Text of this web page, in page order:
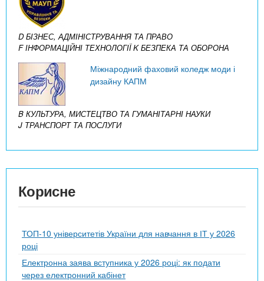
D БІЗНЕС, АДМІНІСТРУВАННЯ ТА ПРАВО
F ІНФОРМАЦІЙНІ ТЕХНОЛОГІЇK БЕЗПЕКА ТА ОБОРОНА
Міжнародний фаховий коледж моди і
дизайну КАПМ
B КУЛЬТУРА, МИСТЕЦТВО ТА ГУМАНІТАРНІ НАУКИ
J ТРАНСПОРТ ТА ПОСЛУГИ
Корисне
ТОП-10 університетів України для навчання в ІТ у 2026
році
Електронна заява вступника у 2026 році: як подати
через електронний кабінет